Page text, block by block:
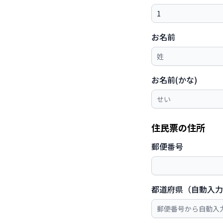
お名前
お名前(かな)
住民票の住所
郵便番号
都道府県（自動入